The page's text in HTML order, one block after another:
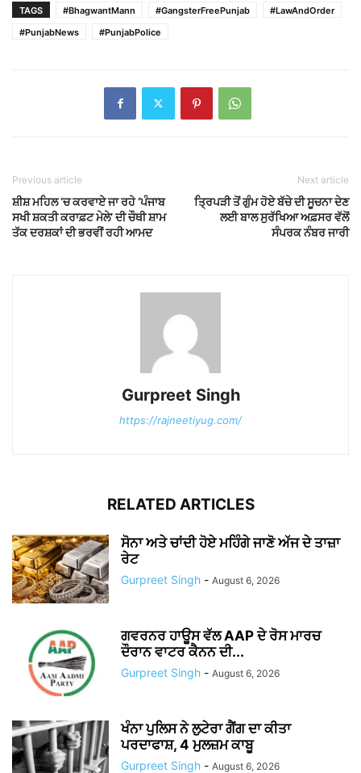
TAGS #BhagwantMann #GangsterFreePunjab
#LawAndOrder
#PunjabNews
#PunjabPolice
Previous article
ਸ਼ੀਸ਼ ਮਹਿਲ ‘ਚ ਕਰਵਾਏ ਜਾ ਰਹੇ ‘ਪੰਜਾਬ
ਸਖੀ ਸ਼ਕਤੀ ਕਰਾਫ਼ਟ ਮੇਲੇ’ ਦੀ ਚੌਥੀ ਸ਼ਾਮ
ਤੱਕ ਦਰਸ਼ਕਾਂ ਦੀ ਭਰਵੀਂ ਰਹੀ ਆਮਦ
Next article
ਤ੍ਰਿਪੜੀ ਤੋਂ ਗੁੰਮ ਹੋਏ ਬੱਚੇ ਦੀ ਸੂਚਨਾ ਦੇਣ
ਲਈ ਬਾਲ ਸੁਰੱਖਿਆ ਅਫ਼ਸਰ ਵੱਲੋਂ
ਸੰਪਰਕ ਨੰਬਰ ਜਾਰੀ
Gurpreet Singh
https://rajneetiyug.com/
RELATED ARTICLES
ਸੋਨਾ ਅਤੇ ਚਾਂਦੀ ਹੋਏ ਮਹਿੰਗੇ ਜਾਣੋ ਅੱਜ ਦੇ ਤਾਜ਼ਾ
ਰੇਟ
Gurpreet Singh - August 6, 2026
ਗਵਰਨਰ ਹਾਊਸ ਵੱਲ AAP ਦੇ ਰੋਸ ਮਾਰਚ
ਦੌਰਾਨ ਵਾਟਰ ਕੈਨਨ ਦੀ...
Gurpreet Singh - August 6, 2026
ਖੰਨਾ ਪੁਲਿਸ ਨੇ ਲੁਟੇਰਾ ਗੈਂਗ ਦਾ ਕੀਤਾ
ਪਰਦਾਫਾਸ਼, 4 ਮੁਲਜ਼ਮ ਕਾਬੂ
Gurpreet Singh - August 6, 2026